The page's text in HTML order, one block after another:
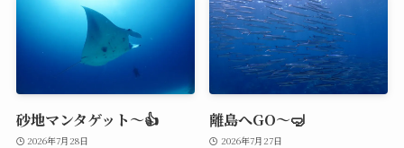
砂地マンタゲット～👍
2026年7月28日
離島へGO～🤿
2026年7月27日